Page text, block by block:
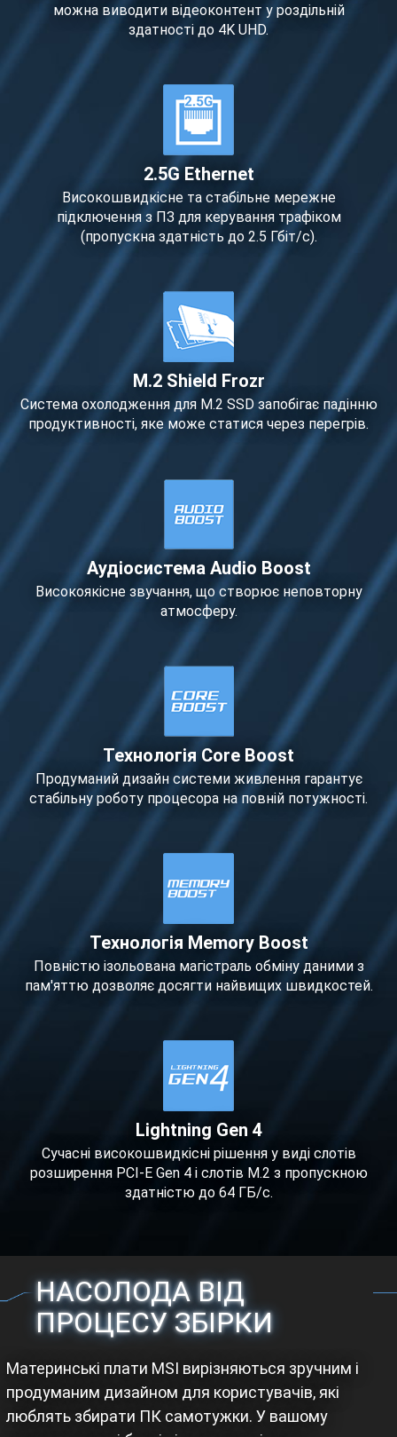
можна виводити відеоконтент у роздільній
здатності до 4K UHD.
2.5G Ethernet
Високошвидкісне та стабільне мережне
підключення з ПЗ для керування трафіком
(пропускна здатність до 2.5 Гбіт/с).
M.2 Shield Frozr
Система охолодження для М.2 SSD запобігає падінню
продуктивності, яке може статися через перегрів.
Аудіосистема Audio Boost
Високоякісне звучання, що створює неповторну
атмосферу.
Технологія Core Boost
Продуманий дизайн системи живлення гарантує
стабільну роботу процесора на повній потужності.
Технологія Memory Boost
Повністю ізольована магістраль обміну даними з
пам'яттю дозволяє досягти найвищих швидкостей.
Lightning Gen 4
Сучасні високошвидкісні рішення у виді слотів
розширення PCI-E Gen 4 і слотів M.2 з пропускною
здатністю до 64 ГБ/с.
НАСОЛОДА ВІД
ПРОЦЕСУ ЗБІРКИ
Материнські плати MSI вирізняються зручним і
продуманим дизайном для користувачів, які
люблять збирати ПК самотужки. У вашому